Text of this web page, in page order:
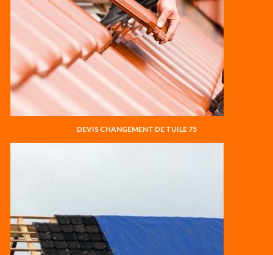
DEVIS CHANGEMENT DE TUILE 75